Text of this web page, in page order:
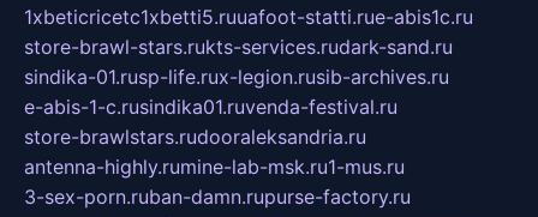
1xbeticricetc1xbetti5.ruuafoot-statti.rue-abis1c.ru
store-brawl-stars.rukts-services.rudark-sand.ru
sindika-01.rusp-life.rux-legion.rusib-archives.ru
e-abis-1-c.rusindika01.ruvenda-festival.ru
store-brawlstars.rudooraleksandria.ru
antenna-highly.rumine-lab-msk.ru1-mus.ru
3-sex-porn.ruban-damn.rupurse-factory.ru